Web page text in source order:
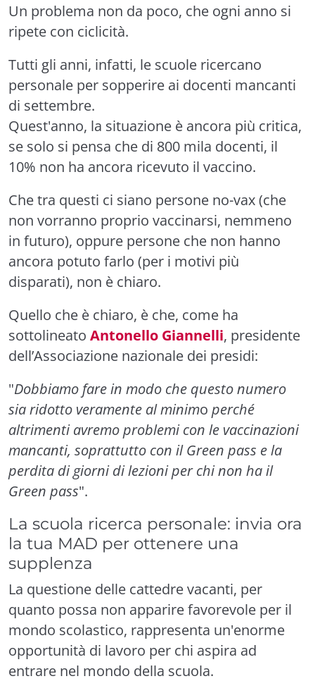
Un problema non da poco, che ogni anno si
ripete con ciclicità.
Tutti gli anni, infatti, le scuole ricercano
personale per sopperire ai docenti mancanti
di settembre.
Quest'anno, la situazione è ancora più critica,
se solo si pensa che di 800 mila docenti, il
10% non ha ancora ricevuto il vaccino.
Che tra questi ci siano persone no-vax (che
non vorranno proprio vaccinarsi, nemmeno
in futuro), oppure persone che non hanno
ancora potuto farlo (per i motivi più
disparati), non è chiaro.
Quello che è chiaro, è che, come ha
sottolineato Antonello Giannelli, presidente
dell’Associazione nazionale dei presidi:
"Dobbiamo fare in modo che questo numero
sia ridotto veramente al minimo perché
altrimenti avremo problemi con le vaccinazioni
mancanti, soprattutto con il Green pass e la
perdita di giorni di lezioni per chi non ha il
Green pass".
La scuola ricerca personale: invia ora
la tua MAD per ottenere una
supplenza
La questione delle cattedre vacanti, per
quanto possa non apparire favorevole per il
mondo scolastico, rappresenta un'enorme
opportunità di lavoro per chi aspira ad
entrare nel mondo della scuola.